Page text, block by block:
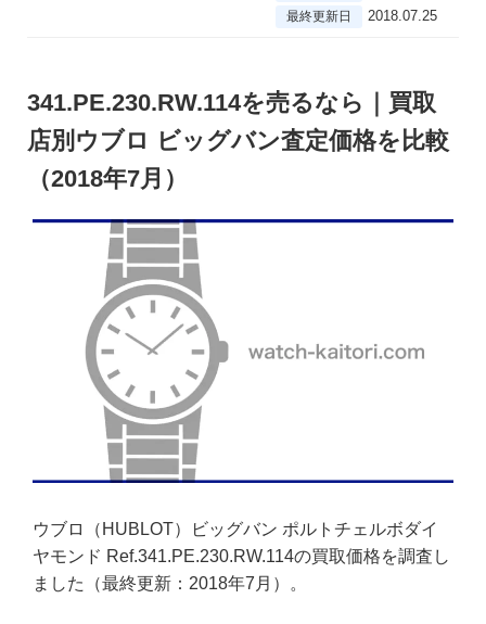
最終更新日 2018.07.25
341.PE.230.RW.114を売るなら｜買取
店別ウブロ ビッグバン査定価格を比較
（2018年7月）
ウブロ（HUBLOT）ビッグバン ポルトチェルボダイ
ヤモンド Ref.341.PE.230.RW.114の買取価格を調査し
ました（最終更新：2018年7月）。